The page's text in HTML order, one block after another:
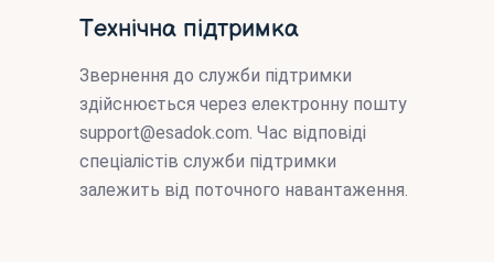
Технічна підтримка
Звернення до служби підтримки
здійснюється через електронну пошту
support@esadok.com. Час відповіді
спеціалістів служби підтримки
залежить від поточного навантаження.